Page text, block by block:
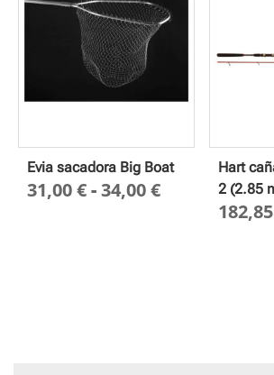
Evia sacadora Big Boat
31,00€-34,00€Rango
Hart
2 (2.85